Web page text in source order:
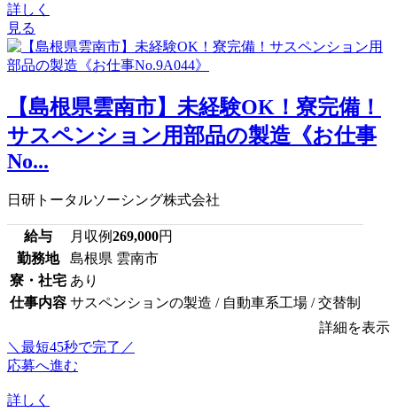
詳しく
見る
【島根県雲南市】未経験OK！寮完備！
サスペンション用部品の製造《お仕事
No...
日研トータルソーシング株式会社
給与 月収例269,000円
勤務地
島根県 雲南市
寮・社宅 あり
仕事内容 サスペンションの製造 / 自動車系工場 / 交替制
詳細を表示
＼最短45秒で完了／
応募へ進む
詳しく